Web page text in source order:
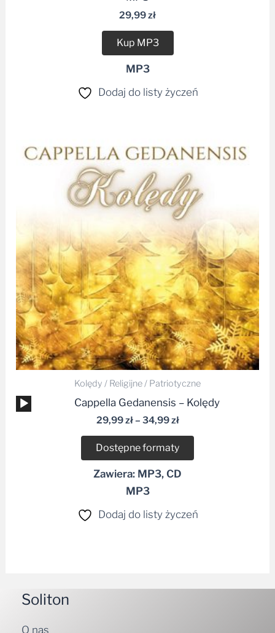
29,99zł
Kup MP3
MP3
Dodaj do listy życzeń
Kolędy / Religijne / Patriotyczne
Odtwarzacz
plików
dźwiękowych
Cappella Gedanensis – Kolędy
29,99zł– 34,99zł
cen:
od
do
34,99 zł
Dostępne formaty
Zawiera: MP3, CD
MP3
Dodaj do listy życzeń
Soliton
O nas